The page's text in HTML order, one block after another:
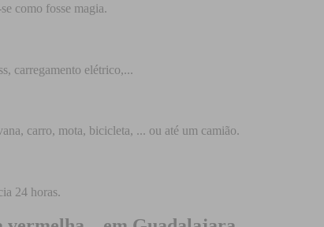
como fosse magia.
carregamento elétrico,...
carro, mota, bicicleta, ... ou até um camião.
24 horas.